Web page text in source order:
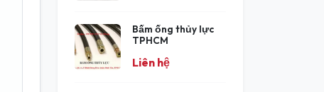
Bấm ống thủy lực
TPHCM
Liên hệ